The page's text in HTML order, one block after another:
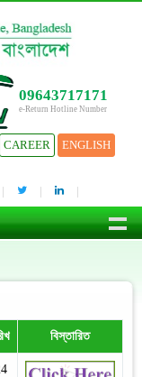
09643717171
e-Return Hotline Number
CAREER ENGLISH
বিস্তারিত